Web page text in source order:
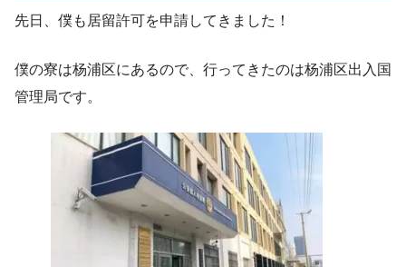
先日、僕も居留許可を申請してきました！
僕の寮は杨浦区にあるので、行ってきたのは杨浦区出入国
管理局です。